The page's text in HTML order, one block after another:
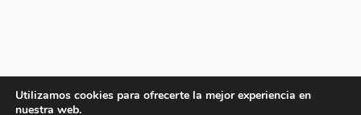
Utilizamos cookies para ofrecerte la mejor experiencia en
nuestra web.